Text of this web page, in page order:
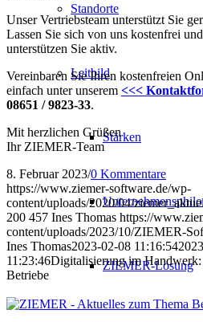
Standorte
Leitbild
Stärken
ZIEMER-Lösung
Unser Vertriebsteam unterstützt Sie
Lassen Sie sich von uns kostenfrei
unterstützen Sie aktiv.
Vereinbaren Sie Ihren kostenfreien
einfach unter unserem <<<
08651 / 9823-33.
Mit herzlichen Grüßen
Ihr ZIEMER-Team
8. Februar 2023/0 Kommentare
https://www.ziemer-software.de/wp-
content/uploads/2020/04/
200 457 Ines Thomas https://
content/uploads/2023/10/ZIEMER-
Ines Thomas2023-02-08 11:16:54
11:23:46Digitalisierung im
Betriebe